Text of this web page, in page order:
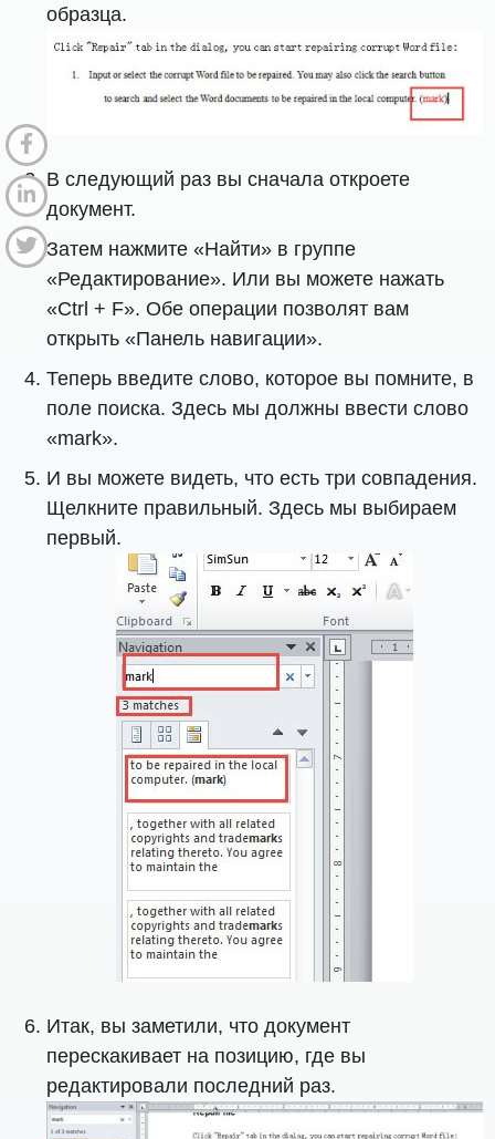
образца.
В следующий раз вы сначала откроете
документ.
Затем нажмите «Найти» в группе
«Редактирование». Или вы можете нажать
«Ctrl + F». Обе операции позволят вам
открыть «Панель навигации».
Теперь введите слово, которое вы помните, в
поле поиска. Здесь мы должны ввести слово
«mark».
И вы можете видеть, что есть три совпадения.
Щелкните правильный. Здесь мы выбираем
первый.
Итак, вы заметили, что документ
перескакивает на позицию, где вы
редактировали последний раз.